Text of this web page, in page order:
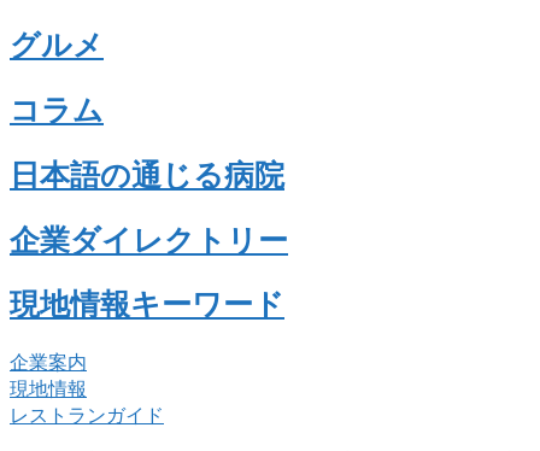
グルメ
コラム
日本語の通じる病院
企業ダイレクトリー
現地情報キーワード
企業案内
現地情報
レストランガイド